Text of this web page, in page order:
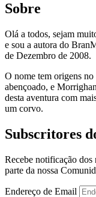
Sobre
Olá a todos, sejam
e sou a autora do
de Dezembro de 2008.
O nome tem origens
abençoado, e
desta aventura com
um corvo.
Subscritores
Recebe notificação dos
parte da nossa
Endereço de Email